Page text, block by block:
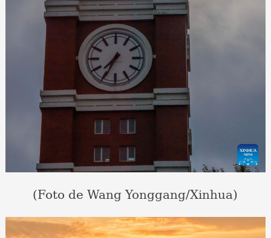
(Foto de Wang Yonggang/Xinhua)